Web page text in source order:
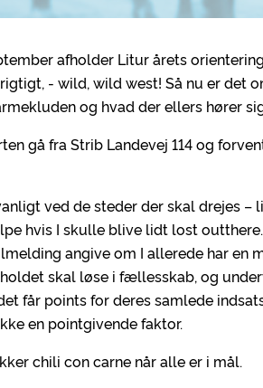
afholder Litur årets
- wild, wild west! Så nu er det
og hvad der ellers hører
gå fra Strib Landevej 114 og
ved de steder der skal drejes
hvis I skulle blive lidt lost
angive om I allerede har en
skal løse i fællesskab, og
får points for deres samlede
en pointgivende faktor.
chili con carne når alle er i mål.